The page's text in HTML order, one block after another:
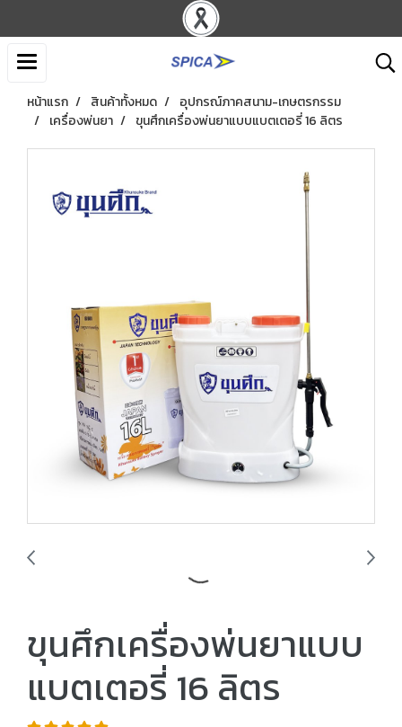
หน้าแรก สินค้าทั้งหมด
อุปกรณ์ภาคสนาม-เกษตรกรรม
เครื่องพ่นยา
ขุนศึกเครื่องพ่นยาแบบแบตเตอรี่ 16 ลิตร
ขุนศึกเครื่องพ่นยาแบบ
แบตเตอรี่ 16 ลิตร